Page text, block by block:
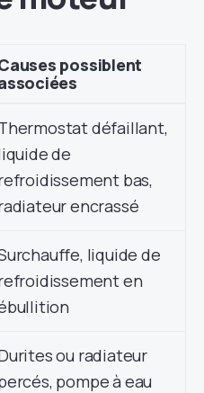
possiblent
défaillant,
de
bas,
encrassé
liquide de
en
ou radiateur
pompe à eau